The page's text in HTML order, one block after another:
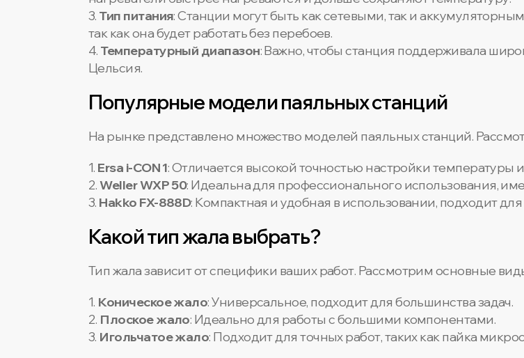
3. Тип питания: Станции могут быть как сетевыми, так и
так как она будет работать без перебоев.
4. Температурный диапазон: Важно, чтобы станция поддерживала
Цельсия.
Популярные модели паяльных станций
На рынке представлено множество моделей паяльных станций.
1. Ersa i-CON 1: Отличается высокой точностью настройки температуры
2.Weller WXP 50: Идеальна для профессионального использования,
3. Hakko FX-888D: Компактная и удобная в использовании, подходит
Какой тип жала выбрать?
Тип жала зависит от специфики ваших работ. Рассмотрим основные
1. Коническое жало: Универсальное, подходит для большинства задач.
2. Плоское жало: Идеально для работы с большими компонентами.
3. Игольчатое жало: Подходит для точных работ, таких как пайка